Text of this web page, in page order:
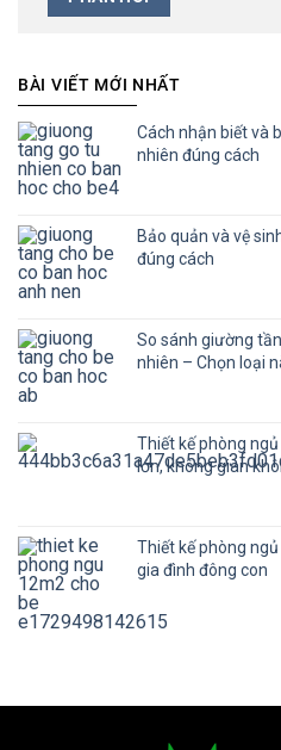
BÀI VIẾT MỚI NHẤT
Cách nhận biết và
nhiên đúng cách
Bảo quản và vệ
đúng cách
So sánh giường
nhiên – Chọn loại
Thiết kế phòng
lớn, không gian
Thiết kế phòng
gia đình đông con